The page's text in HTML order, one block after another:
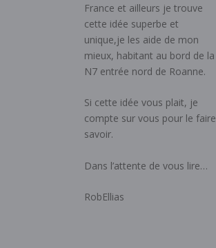
France et ailleurs je trouve
cette idée superbe et
unique,je les aide de mon
mieux, habitant au bord de la
N7 entrée nord de Roanne.
Si cette idée vous plait, je
compte sur vous pour le faire
savoir.
Dans l’attente de vous lire…
RobEllias